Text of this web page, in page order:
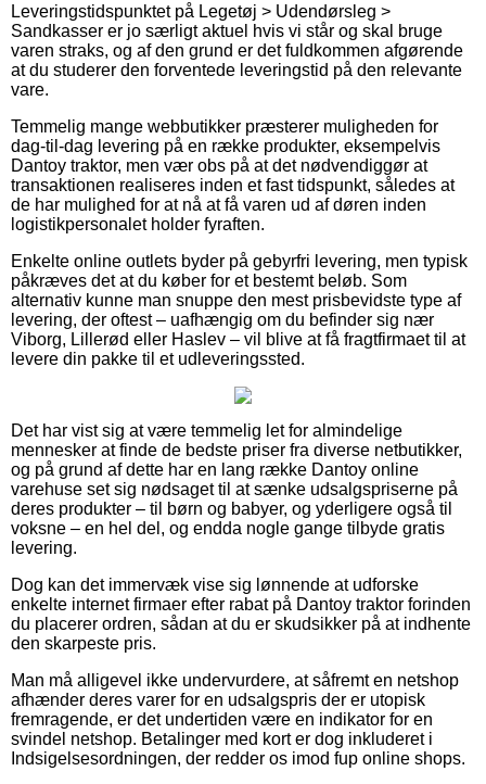
Leveringstidspunktet på Legetøj > Udendørsleg >
Sandkasser er jo særligt aktuel hvis vi står og skal bruge
varen straks, og af den grund er det fuldkommen afgørende
at du studerer den forventede leveringstid på den relevante
vare.
Temmelig mange webbutikker præsterer muligheden for
dag-til-dag levering på en række produkter, eksempelvis
Dantoy traktor, men vær obs på at det nødvendiggør at
transaktionen realiseres inden et fast tidspunkt, således at
de har mulighed for at nå at få varen ud af døren inden
logistikpersonalet holder fyraften.
Enkelte online outlets byder på gebyrfri levering, men typisk
påkræves det at du køber for et bestemt beløb. Som
alternativ kunne man snuppe den mest prisbevidste type af
levering, der oftest – uafhængig om du befinder sig nær
Viborg, Lillerød eller Haslev – vil blive at få fragtfirmaet til at
levere din pakke til et udleveringssted.
Det har vist sig at være temmelig let for almindelige
mennesker at finde de bedste priser fra diverse netbutikker,
og på grund af dette har en lang række Dantoy online
varehuse set sig nødsaget til at sænke udsalgspriserne på
deres produkter – til børn og babyer, og yderligere også til
voksne – en hel del, og endda nogle gange tilbyde gratis
levering.
Dog kan det immervæk vise sig lønnende at udforske
enkelte internet firmaer efter rabat på Dantoy traktor forinden
du placerer ordren, sådan at du er skudsikker på at indhente
den skarpeste pris.
Man må alligevel ikke undervurdere, at såfremt en netshop
afhænder deres varer for en udsalgspris der er utopisk
fremragende, er det undertiden være en indikator for en
svindel netshop. Betalinger med kort er dog inkluderet i
Indsigelsesordningen, der redder os imod fup online shops.